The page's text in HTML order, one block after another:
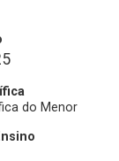
do Menor